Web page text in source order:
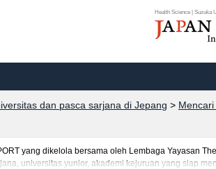
Health Science | Suzuka
dan pasca sarjana di Jepang >
yang dikelola bersama oleh Lembaga Yayasan
universitas yunior, akademi kejuruan yang siap